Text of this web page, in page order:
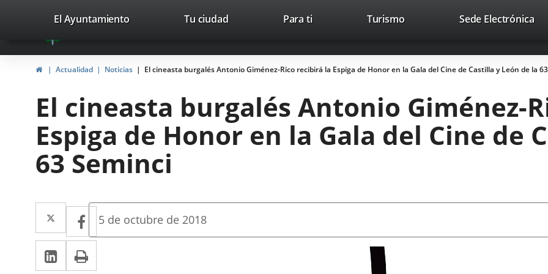
Portal
Web
del
Valladolid
avaTop Trabaja con nosotros Contacto
valladolid.es
El Ayuntamiento Tu ciudad Para ti TurismoThis
open
in
pop-
up
window.
Sede ElectrónicaLink
HomeActualidad Noticias El cineasta burgalés Antonio Giménez-Rico recibirá la Espiga de Honor en la Gala del Cine de Castilla y León de la
El cineasta burgalés Antonio Giménez-
Espiga de Honor en la Gala del Cine de
63 Seminci
Twitter
Enlace
a
una
Facebook
Enlace
a
una
Linkedin
Enlace
Fecha
la
5 de octubre de 2018